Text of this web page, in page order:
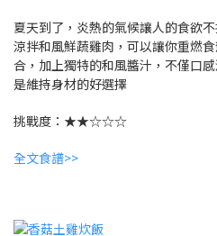
夏天到了，炎熱的氣候讓人的食欲
涼拌和風鮮蔬雞肉，可以讓你重燃
合，加上獨特的和風醬汁，不僅口
是維持身材的好選擇
挑戰度：★★☆☆☆
全文食譜>>